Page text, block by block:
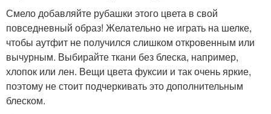
Смело добавляйте рубашки этого цвета в свой
повседневный образ! Желательно не играть на шелке,
чтобы аутфит не получился слишком откровенным или
вычурным. Выбирайте ткани без блеска, например,
хлопок или лен. Вещи цвета фуксии и так очень яркие,
поэтому не стоит подчеркивать это дополнительным
блеском.